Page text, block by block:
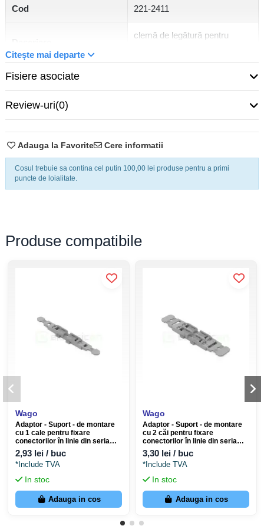
Adauga la Favorite
Cosul trebuie sa contina cel putin 100,00 lei produse pentru a primi
puncte de loialitate.
Cere informatii
Cod 221-2411
clemă de legătură pentru
Categorie de
supratensiune
Secțiune nominală 4 mm²
Tensiune nominală 450 V
Curent nominal 32A
Temperatura maximă
Dimensiuni
Lățime
Înălțime 8.9 mm
Adâncime 35.5 mm
La ce se folosește produsul? (Gama Wago
221)
Citește mai departe
Fisiere asociate
Review-uri(0)
Produse compatibile
Wago
Adaptor - Suport - de montare
cu 1 cale pentru fixare
conectorilor în linie din seria
221 - Wago 221-2501
2,93 lei / buc
*Include TVA
In stoc
Adauga in cos
Wago
Adaptor - Suport - de montare
cu 2 căi pentru fixare
conectorilor în linie din seria
221 - Wago 221-2502
3,30 lei / buc
*Include TVA
In stoc
Adauga in cos